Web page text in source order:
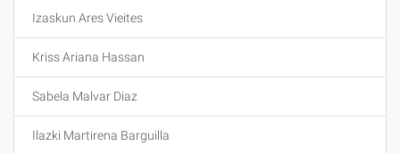
Izaskun Ares Vieites
Kriss Ariana Hassan
Sabela Malvar Diaz
Ilazki Martirena Barguilla